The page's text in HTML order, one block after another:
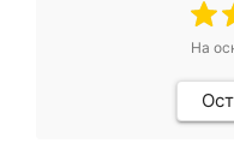
На